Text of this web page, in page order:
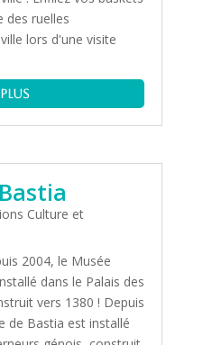
des ruelles
lors d'une visite
Culture et
2004, le Musée
dans le Palais des
vers 1380 ! Depuis
de Bastia est installé